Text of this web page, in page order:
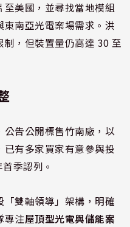
美國，並尋找當地模組
南亞光電案場需求。洪
，但裝置量仍高達 30 至
公告公開標售竹南廠，以
有多家買家有意參與投
季認列。
雙軸領導」架構，明確
專注屋頂型光電與儲能案